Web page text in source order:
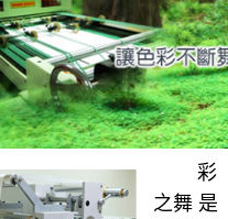
彩
之舞 是